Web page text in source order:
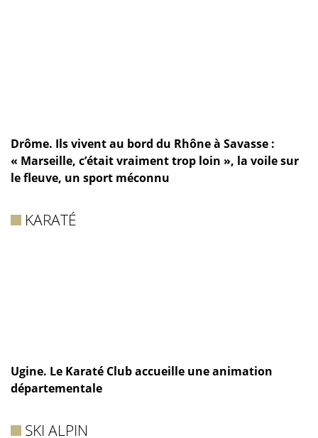
Drôme. Ils vivent au bord du Rhône à Savasse :
« Marseille, c’était vraiment trop loin », la voile sur
le fleuve, un sport méconnu
KARATÉ
Ugine. Le Karaté Club accueille une animation
départementale
SKI ALPIN